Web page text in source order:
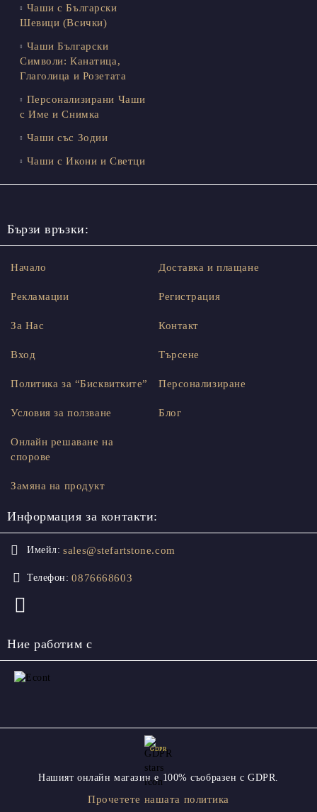
Чаши с Български
Шевици (Всички)
Чаши Български
Символи: Канатица,
Глаголица и Розетата
Персонализирани Чаши
с Име и Снимка
Чаши със Зодии
Чаши с Икони и Светци
Бързи връзки:
Начало
Рекламации
За Нас
Вход
Доставка и плащане
Регистрация
Контакт
Търсене
Политика за “Бисквитките”
Условия за ползване
Онлайн решаване на
спорове
Замяна на продукт
Персонализиране
Блог
Информация за контакти:
Имейл: sales@stefartstone.com
Телефон: 0876668603
Ние работим с
GDPR
Нашият онлайн магазин е 100% съобразен с GDPR.
Прочетете нашата политика